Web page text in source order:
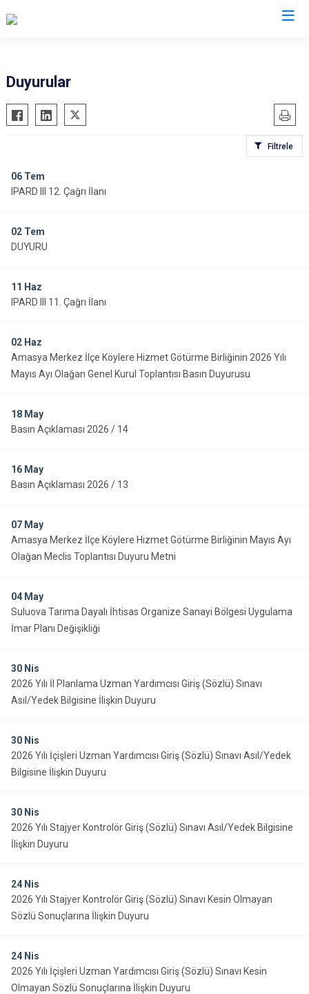
Duyurular
Filtrele
06 Tem
IPARD III 12. Çağrı İlanı
02 Tem
DUYURU
11 Haz
IPARD III 11. Çağrı İlanı
02 Haz
Amasya Merkez İlçe Köylere Hizmet Götürme Birliğinin 2026 Yılı
Mayıs Ayı Olağan Genel Kurul Toplantısı Basın Duyurusu
18 May
Basın Açıklaması 2026 / 14
16 May
Basın Açıklaması 2026 / 13
07 May
Amasya Merkez İlçe Köylere Hizmet Götürme Birliğinin Mayıs Ayı
Olağan Meclis Toplantısı Duyuru Metni
04 May
Suluova Tarıma Dayalı İhtisas Organize Sanayi Bölgesi Uygulama
İmar Planı Değişikliği
30 Nis
2026 Yılı İl Planlama Uzman Yardımcısı Giriş (Sözlü) Sınavı
Asıl/Yedek Bilgisine İlişkin Duyuru
30 Nis
2026 Yılı İçişleri Uzman Yardımcısı Giriş (Sözlü) Sınavı Asıl/Yedek
Bilgisine İlişkin Duyuru
30 Nis
2026 Yılı Stajyer Kontrolör Giriş (Sözlü) Sınavı Asıl/Yedek Bilgisine
İlişkin Duyuru
24 Nis
2026 Yılı Stajyer Kontrolör Giriş (Sözlü) Sınavı Kesin Olmayan
Sözlü Sonuçlarına İlişkin Duyuru
24 Nis
2026 Yılı İçişleri Uzman Yardımcısı Giriş (Sözlü) Sınavı Kesin
Olmayan Sözlü Sonuçlarına İlişkin Duyuru